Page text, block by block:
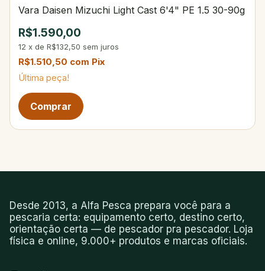
Vara Daisen Mizuchi Light Cast 6'4" PE 1.5 30-90g
R$1.590,00
12 x de R$132,50 sem juros
R$1.510,50 com Pix
Última peça!
Desde 2013, a Alfa Pesca prepara você para a
pescaria certa: equipamento certo, destino certo,
orientação certa — de pescador pra pescador. Loja
física e online, 9.000+ produtos e marcas oficiais.